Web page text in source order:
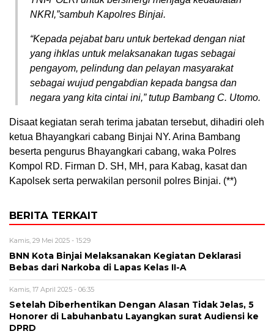
NKRI,”sambuh Kapolres Binjai.
“Kepada pejabat baru untuk bertekad dengan niat
yang ihklas untuk melaksanakan tugas sebagai
pengayom, pelindung dan pelayan masyarakat
sebagai wujud pengabdian kepada bangsa dan
negara yang kita cintai ini,” tutup Bambang C. Utomo.
Disaat kegiatan serah terima jabatan tersebut, dihadiri oleh
ketua Bhayangkari cabang Binjai NY. Arina Bambang
beserta pengurus Bhayangkari cabang, waka Polres
Kompol RD. Firman D. SH, MH, para Kabag, kasat dan
Kapolsek serta perwakilan personil polres Binjai. (**)
BERITA TERKAIT
Kamis, 29 Mei 2025 - 15:29
BNN Kota Binjai Melaksanakan Kegiatan Deklarasi
Bebas dari Narkoba di Lapas Kelas II-A
Kamis, 17 April 2025 - 06:35
Setelah Diberhentikan Dengan Alasan Tidak Jelas, 5
Honorer di Labuhanbatu Layangkan surat Audiensi ke
DPRD